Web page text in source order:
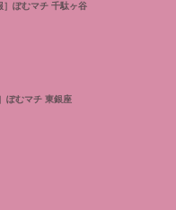
ぽむマチ 千駄ヶ谷
ぽむマチ 東銀座